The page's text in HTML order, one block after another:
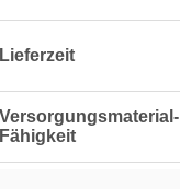
Lieferzeit
Versorgungsmaterial-
Fähigkeit